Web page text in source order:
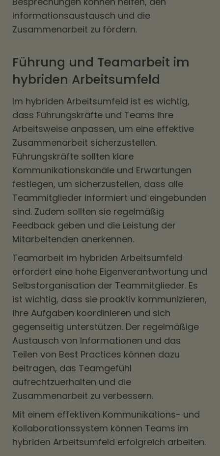
Informationsaustausch und die
Zusammenarbeit zu fördern.
Führung und Teamarbeit im
hybriden Arbeitsumfeld
Im hybriden Arbeitsumfeld ist es wichtig,
dass Führungskräfte und Teams ihre
Arbeitsweise anpassen, um eine effektive
Zusammenarbeit sicherzustellen.
Führungskräfte sollten klare
Kommunikationskanäle und Erwartungen
festlegen, um sicherzustellen, dass alle
Teammitglieder informiert und eingebunden
sind. Zudem sollten sie regelmäßig
Feedback geben und die Leistung der
Mitarbeitenden anerkennen.
Teamarbeit im hybriden Arbeitsumfeld
erfordert eine hohe Eigenverantwortung und
Selbstorganisation der Teammitglieder. Es
ist wichtig, dass sie proaktiv kommunizieren,
ihre Aufgaben koordinieren und sich
gegenseitig unterstützen. Der regelmäßige
Austausch von Informationen und das
Teilen von Best Practices können dazu
beitragen, das Teamgefühl
aufrechtzuerhalten und die
Zusammenarbeit zu verbessern.
Mit einem effektiven Kommunikations- und
Kollaborationssystem können Teams im
hybriden Arbeitsumfeld erfolgreich arbeiten.